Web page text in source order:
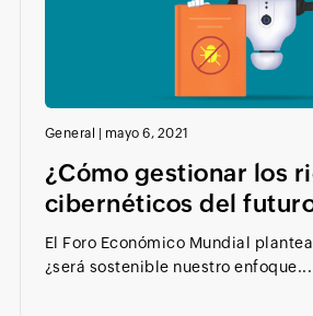
General | mayo 6, 2021
¿Cómo gestionar los
cibernéticos del
El Foro Económico Mundial
¿será sostenible nuestro enfoque...